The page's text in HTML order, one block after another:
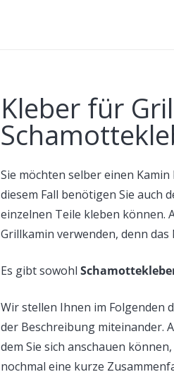
Kleber für
Sie möchten selber einen
diesem Fall benötigen Sie auch
einzelnen Teile kleben können.
Grillkamin verwenden, denn
Es gibt sowohl
Wir stellen Ihnen im Folgenden
der Beschreibung miteinander.
dem Sie sich anschauen
nochmal eine kurze